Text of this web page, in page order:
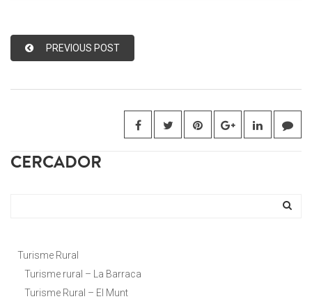
PREVIOUS POST
CERCADOR
Turisme Rural
Turisme rural – La Barraca
Turisme Rural – El Munt